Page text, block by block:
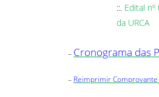
::. Edital
da URCA
– Cronograma das
– Reimprimir